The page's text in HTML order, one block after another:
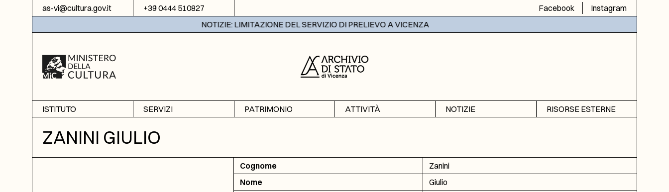
Vai al contenuto
as-vi@cultura.gov.it +39 0444 510827 Facebook
Instagram
NOTIZIE: LIMITAZIONE DEL SERVIZIO DI PRELIEVO A VICENZA
ISTITUTO
Informazioni
Sezione di Bassano del
SERVIZI
Ricerche
Fotoriproduzione
PATRIMONIO
ATTIVITÀ
NOTIZIE
RISORSE ESTERNE
DGA
ICAR
ZANINI GIULIO
Cognome
Zanini
Nome
Giulio